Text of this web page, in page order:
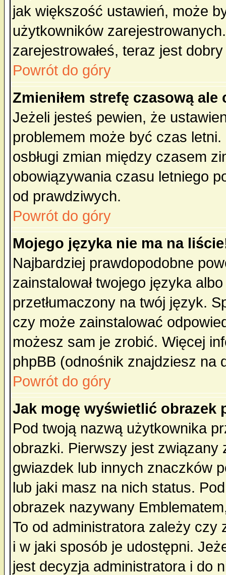
jak większość ustawień, może
użytkowników
zarejestrowałeś, teraz jest
Powrót do góry
Zmieniłem strefę czasową
Jeżeli jesteś pewien, że
problemem może być czas
osbługi zmian między czasem
obowiązywania czasu letniego
od prawdziwych.
Powrót do góry
Mojego języka nie ma na
Najbardziej prawdopodobne
zainstalował twojego języka
przetłumaczony na twój język.
czy może zainstalować
możesz sam je zrobić. Więcej
phpBB (odnośnik znajdziesz na
Powrót do góry
Jak mogę wyświetlić obrazek
Pod twoją nazwą użytkownika
obrazki. Pierwszy jest
gwiazdek lub innych znaczków
lub jaki masz na nich status.
obrazek nazywany
To od administratora zależy czy
i w jaki sposób je udostępni.
jest decyzja administratora i do